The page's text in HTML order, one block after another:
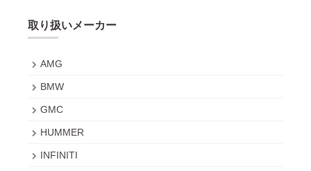
取り扱いメーカー
AMG
BMW
GMC
HUMMER
INFINITI